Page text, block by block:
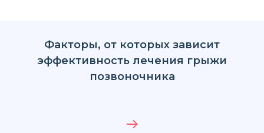
Факторы, от которых зависит
эффективность лечения грыжи
позвоночника